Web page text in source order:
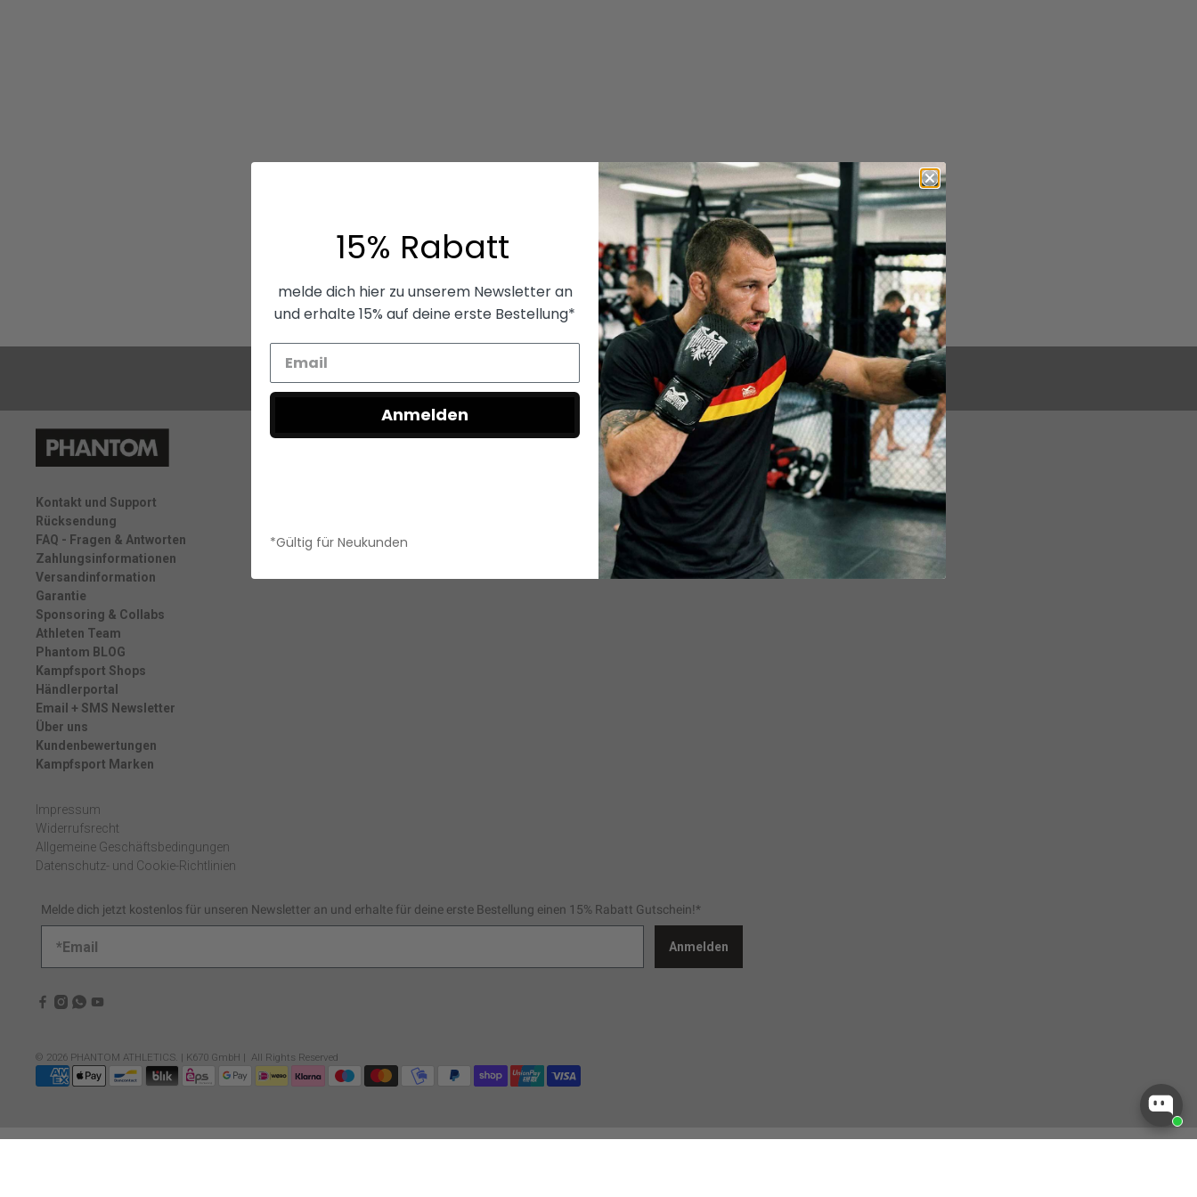
100% Vegan 24/7 support Schneller Versand
Kontakt und Support
Rücksendung
FAQ - Fragen & Antworten
Zahlungsinformationen
Versandinformation
Garantie
Sponsoring & Collabs
Athleten Team
Phantom BLOG
Kampfsport Shops
Händlerportal
Email + SMS Newsletter
Über uns
Kundenbewertungen
Kampfsport Marken
Impressum
Widerrufsrecht
Allgemeine Geschäftsbedingungen
Datenschutz- und Cookie-Richtlinien
Melde dich jetzt kostenlos für unseren Newsletter an und erhalte für deine erste Bestellung einen 15% Rabatt Gutschein!*
Anmelden
© 2026 PHANTOM ATHLETICS | K670 GmbH | All Rights Reserved
15% Rabatt
melde dich hier zu unserem Newsletter an
und erhalte 15% auf deine erste Bestellung*
Anmelden
*Gültig für Neukunden